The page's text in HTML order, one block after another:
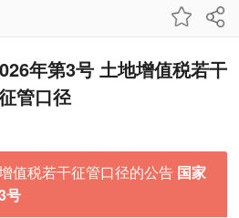
年第3号 土地增值税若干
管口径
值税若干征管口径的公告 国家
号